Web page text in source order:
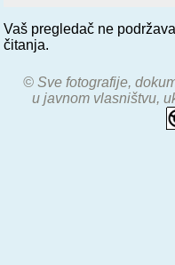
Vaš pregledač ne
čitanja.
© Sve fotografije,
u javnom vlasništvu,